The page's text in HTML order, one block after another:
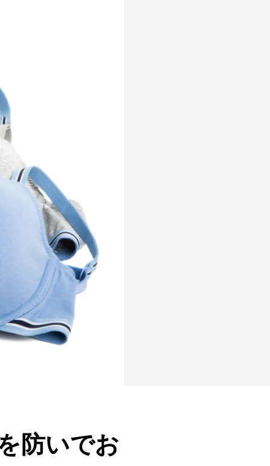
防いでお